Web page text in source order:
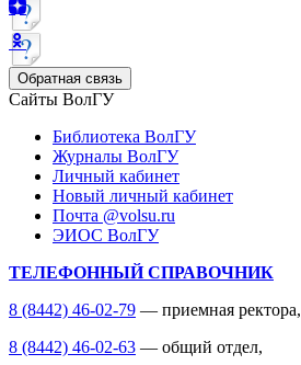
Обратная связь
Сайты ВолГУ
Библиотека ВолГУ
Журналы ВолГУ
Личный кабинет
Новый личный кабинет
Почта @volsu.ru
ЭИОС ВолГУ
ТЕЛЕФОННЫЙ СПРАВОЧНИК
8 (8442) 46-02-79 — приемная ректора,
8 (8442) 46-02-63 — общий отдел,